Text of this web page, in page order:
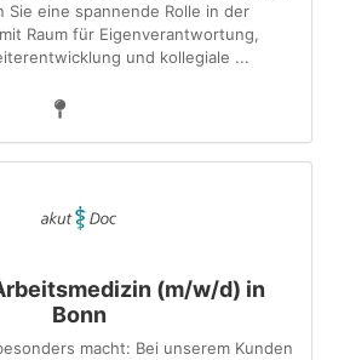
Sie eine spannende Rolle in der
Raum für Eigenverantwortung,
und kollegiale ...
(m/w/d) in
Bonn
macht: Bei unserem Kunden